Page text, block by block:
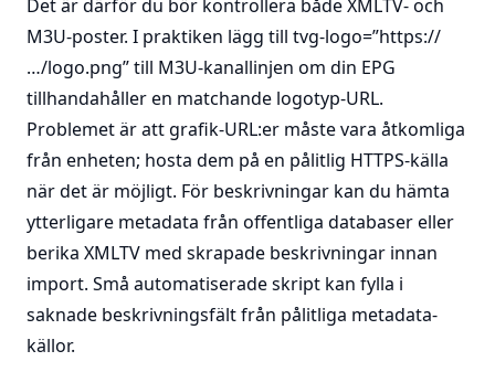
Det är därför du bör kontrollera både XMLTV- och
M3U-poster. I praktiken lägg till tvg-logo=”https://
…/logo.png” till M3U-kanallinjen om din EPG
tillhandahåller en matchande logotyp-URL.
Problemet är att grafik-URL:er måste vara åtkomliga
från enheten; hosta dem på en pålitlig HTTPS-källa
när det är möjligt. För beskrivningar kan du hämta
ytterligare metadata från offentliga databaser eller
berika XMLTV med skrapade beskrivningar innan
import. Små automatiserade skript kan fylla i
saknade beskrivningsfält från pålitliga metadata-
källor.